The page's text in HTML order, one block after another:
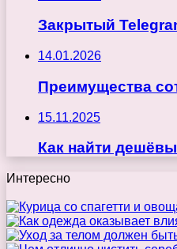
Закрытый
14.01.2026
Преимущества
15.11.2025
Как найти
Интересно